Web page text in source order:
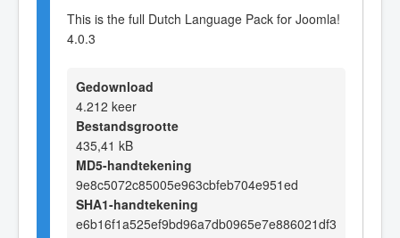
This is the full Dutch Language Pack for Joomla!
4.0.3
Gedownload
4.212 keer
Bestandsgrootte
435,41 kB
MD5-handtekening
9e8c5072c85005e963cbfeb704e951ed
SHA1-handtekening
e6b16f1a525ef9bd96a7db0965e7e886021df3